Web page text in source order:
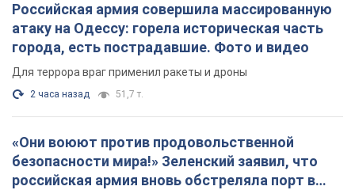
Российская армия совершила массированную
атаку на Одессу: горела историческая часть
города, есть пострадавшие. Фото и видео
Для террора враг применил ракеты и дроны
2 часа назад 51,7 т.
«Они воюют против продовольственной
безопасности мира!» Зеленский заявил, что
российская армия вновь обстреляла порт в